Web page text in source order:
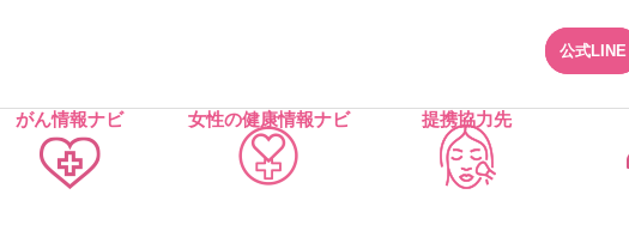
公式LINE
がん情報ナビ 女性の健康情報ナビ 提携協力先